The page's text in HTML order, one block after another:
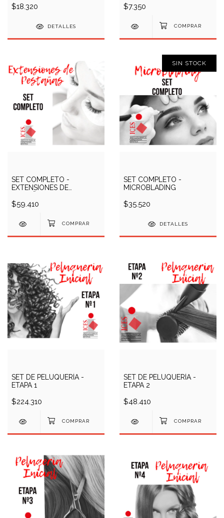
$18.320
DETALLES
$7.350
SET COMPLETO -
EXTENSIONES DE
$59.410
SIN STOCK
SET COMPLETO -
MICROBLADING
$35.520
DETALLES
SET DE PELUQUERÍA -
ETAPA 1
$224.310
SET DE PELUQUERÍA -
ETAPA 2
$48.410